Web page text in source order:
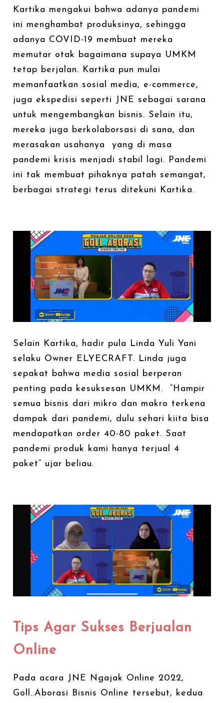
Kartika mengakui bahwa adanya pandemi
ini menghambat produksinya, sehingga
adanya COVID-19 membuat mereka
memutar otak bagaimana supaya UMKM
tetap berjalan. Kartika pun mulai
memanfaatkan sosial media, e-commerce,
juga ekspedisi seperti JNE sebagai sarana
untuk mengembangkan bisnis. Selain itu,
mereka juga berkolaborsasi di sana, dan
merasakan usahanya yang di masa
pandemi krisis menjadi stabil lagi. Pandemi
ini tak membuat pihaknya patah semangat,
berbagai strategi terus ditekuni Kartika.
Selain Kartika, hadir pula Linda Yuli Yani
selaku Owner ELYECRAFT. Linda juga
sepakat bahwa media sosial berperan
penting pada kesuksesan UMKM. “Hampir
semua bisnis dari mikro dan makro terkena
dampak dari pandemi, dulu sehari kiita bisa
mendapatkan order 40-80 paket. Saat
pandemi produk kami hanya terjual 4
paket” ujar beliau.
Tips Agar Sukses Berjualan
Online
Pada acara JNE Ngajak Online 2022,
Goll..Aborasi Bisnis Online tersebut, kedua